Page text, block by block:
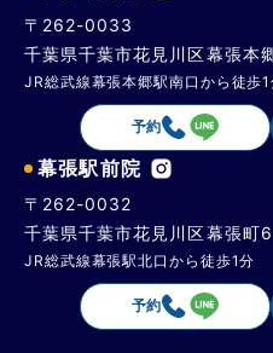
〒262-0033
千葉県千葉市花見川区幕張本
JR総武線幕張本郷駅南口から徒歩1
予約
幕張駅前院
〒262-0032
千葉県千葉市花見川区幕張
JR総武線幕張駅北口から徒歩1分
予約